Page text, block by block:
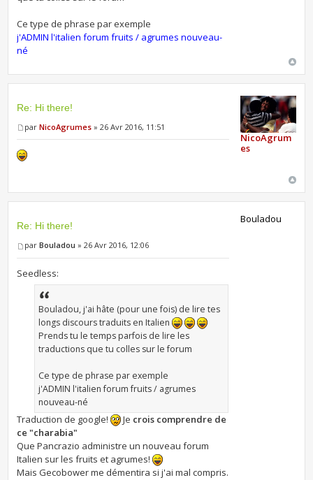
Ce type de phrase par exemple
j'ADMIN l'italien forum fruits / agrumes nouveau-
né
Re: Hi there!
parNicoAgrumes » 26 Avr 2016, 11:51
NicoAgrum
es
Re: Hi there!
parBouladou » 26 Avr 2016, 12:06
Seedless:
Bouladou, j'ai hâte (pour une fois) de lire tes
longs discours traduits en Italien
Prends tu le temps parfois de lire les
traductions que tu colles sur le forum
Ce type de phrase par exemple
j'ADMIN l'italien forum fruits / agrumes
nouveau-né
Traduction de google! Je crois comprendre de
ce "charabia"
Que Pancrazio administre un nouveau forum
Italien sur les fruits et agrumes!
Mais Gecobower me démentira si j'ai mal compris.
Bouladou